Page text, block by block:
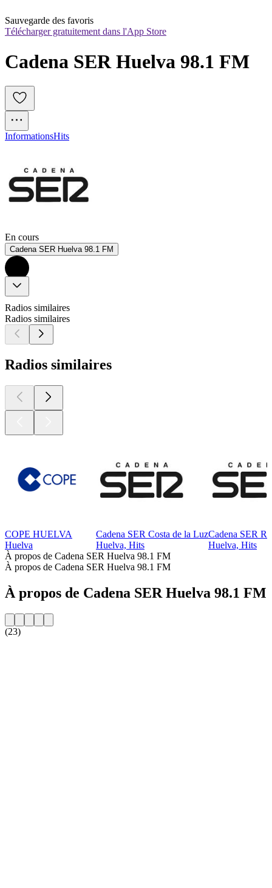
Sauvegarde des favoris
Télécharger gratuitement dans l'App Store
Cadena SER Huelva 98.1 FM
InformationsHits
En cours
Cadena SER Huelva 98.1 FM
Radios similaires
Radios similaires
Radios similaires
COPE HUELVA
Huelva
Cadena SER Costa de la Luz
Huelva, Hits
Cadena SER
Huelva, Hits
À propos de Cadena SER Huelva 98.1 FM
À propos de Cadena SER Huelva 98.1 FM
À propos de Cadena SER Huelva 98.1 FM
(23)